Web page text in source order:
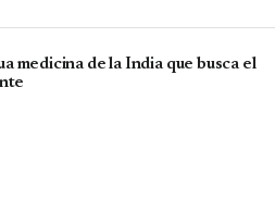
medicina de la India que busca el